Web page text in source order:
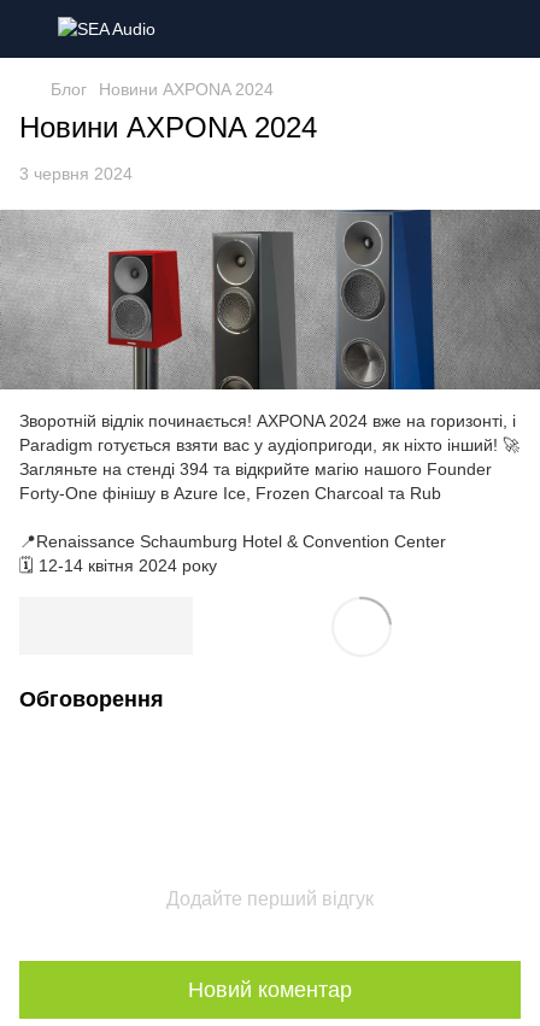
Блог Новини AXPONA 2024
Новини AXPONA 2024
3 червня 2024
Зворотній відлік починається! AXPONA 2024 вже на горизонті, і
Paradigm готується взяти вас у аудіопригоди, як ніхто інший! 🚀
Загляньте на стенді 394 та відкрийте магію нашого Founder
Forty-One фінішу в Azure Ice, Frozen Charcoal та Rub
📍Renaissance Schaumburg Hotel & Convention Center
🗓️ 12-14 квітня 2024 року
Обговорення
Додайте перший відгук
Новий коментар